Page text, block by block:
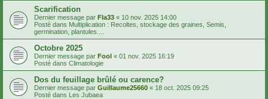
Scarification
Dernier message par Fla33 « 10 nov. 2025 14:00
Posté dans Multiplication : Recoltes, stockage des graines, Semis,
germination, plantules....
Octobre 2025
Dernier message par Fool « 01 nov. 2025 16:19
Posté dans Climatologie
Dos du feuillage brûlé ou carence?
Dernier message par Guillaume25660 « 18 oct. 2025 09:25
Posté dans Les Jubaea